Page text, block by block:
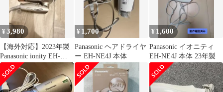
¥3,980
【海外対応】2023年製
Panasonic ionity EH-
NE4B
¥ 1,700
Panasonic ヘアドライヤ
ー EH-NE4J 本体
¥ 1,600
Panasonic イオニティ
EH-NE4J 本体 23年製